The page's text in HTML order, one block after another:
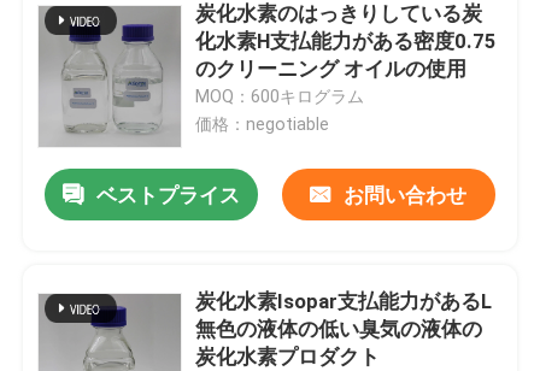
炭化水素のはっきりしている炭
化水素H支払能力がある密度0.75
のクリーニング オイルの使用
MOQ：600キログラム
価格：negotiable
ベストプライス お問い合わせ
炭化水素Isopar支払能力があるL
無色の液体の低い臭気の液体の
炭化水素プロダクト